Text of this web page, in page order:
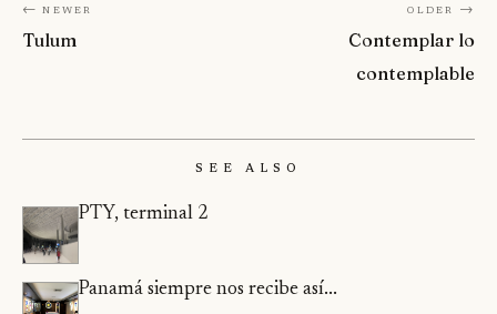
← Newer
Tulum
Older →
Contemplar lo
contemplable
See Also
PTY, terminal 2
Panamá siempre nos recibe así...